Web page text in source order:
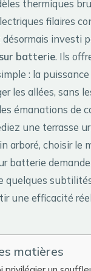
thermiques
filaires
investi
batterie. Ils
: la
les allées, sans
émanations de
une terrasse
arboré, choisir le
batterie
quelques
une efficacité
matières